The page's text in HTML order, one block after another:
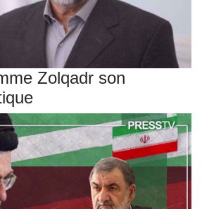
Zolqadr son